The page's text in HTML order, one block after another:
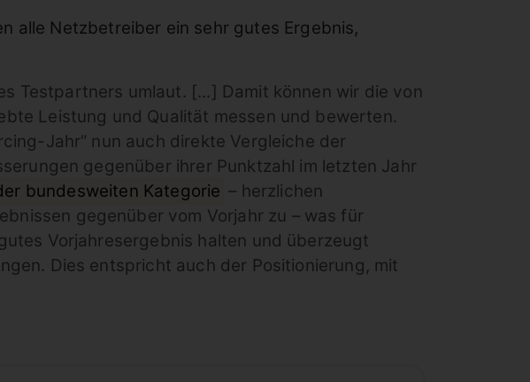
alle Netzbetreiber ein sehr gutes Ergebnis,
Testpartners umlaut. [...] Damit können wir die von
Leistung und Qualität messen und bewerten.
Jahr“ nun auch direkte Vergleiche der
gegenüber ihrer Punktzahl im letzten Jahr
bundesweiten Kategorie – herzlichen
gegenüber vom Vorjahr zu – was für
Vorjahresergebnis halten und überzeugt
Dies entspricht auch der Positionierung, mit